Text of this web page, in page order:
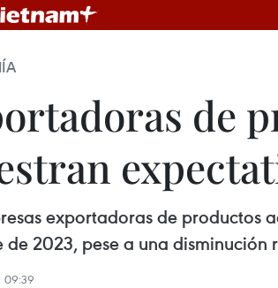
de
exportadoras de productos
de 2023, pese a una